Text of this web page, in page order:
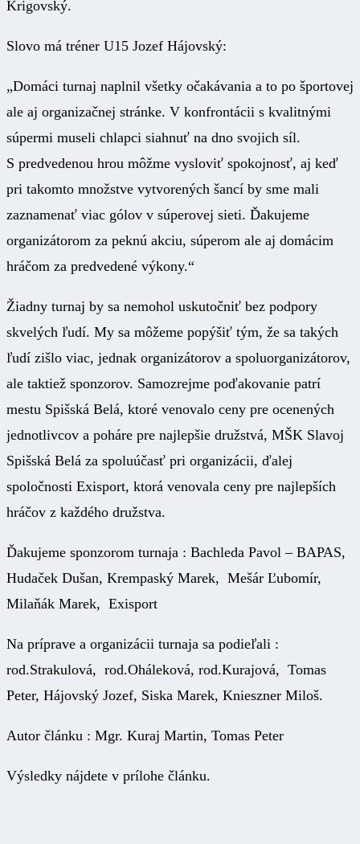
Krigovský.
Slovo má tréner U15 Jozef Hájovský:
„Domáci turnaj naplnil všetky očakávania a to po športovej
ale aj organizačnej stránke. V konfrontácii s kvalitnými
súpermi museli chlapci siahnuť na dno svojich síl.
S predvedenou hrou môžme vysloviť spokojnosť, aj keď
pri takomto množstve vytvorených šancí by sme mali
zaznamenať viac gólov v súperovej sieti. Ďakujeme
organizátorom za peknú akciu, súperom ale aj domácim
hráčom za predvedené výkony.“
Žiadny turnaj by sa nemohol uskutočniť bez podpory
skvelých ľudí. My sa môžeme popýšiť tým, že sa takých
ľudí zišlo viac, jednak organizátorov a spoluorganizátorov,
ale taktiež sponzorov. Samozrejme poďakovanie patrí
mestu Spišská Belá, ktoré venovalo ceny pre ocenených
jednotlivcov a poháre pre najlepšie družstvá, MŠK Slavoj
Spišská Belá za spoluúčasť pri organizácii, ďalej
spoločnosti Exisport, ktorá venovala ceny pre najlepších
hráčov z každého družstva.
Ďakujeme sponzorom turnaja : Bachleda Pavol – BAPAS,
Hudaček Dušan, Krempaský Marek, Mešár Ľubomír,
Milaňák Marek, Exisport
Na príprave a organizácii turnaja sa podieľali :
rod.Strakulová, rod.Oháleková, rod.Kurajová, Tomas
Peter, Hájovský Jozef, Siska Marek, Knieszner Miloš.
Autor článku : Mgr. Kuraj Martin, Tomas Peter
Výsledky nájdete v prílohe článku.